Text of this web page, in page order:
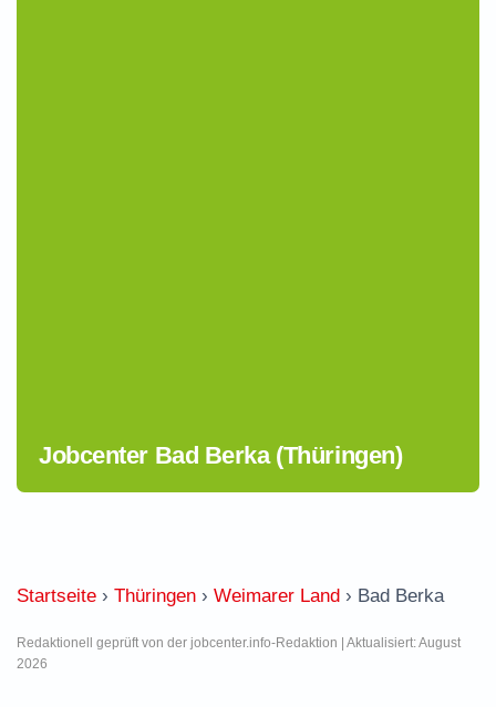
Jobcenter Bad Berka (Thüringen)
Startseite › Thüringen › Weimarer Land › Bad Berka
Redaktionell geprüft von der jobcenter.info-Redaktion | Aktualisiert: August
2026